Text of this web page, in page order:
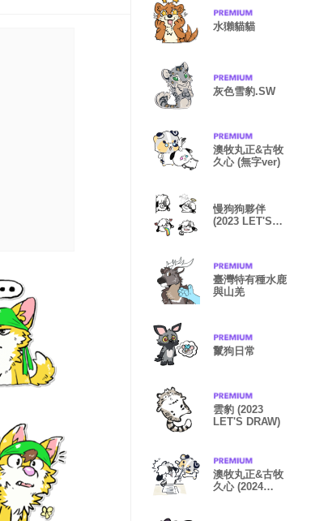
水獺貓貓
灰色雪豹.SW
澳牧丸正&古牧
久心 (無字ver)
慢狗狗夥伴
(2023 LET'S
臺灣特有種水鹿
與山羌
鬣狗日常
雲豹 (2023
LET'S DRAW)
澳牧丸正&古牧
久心 (2024